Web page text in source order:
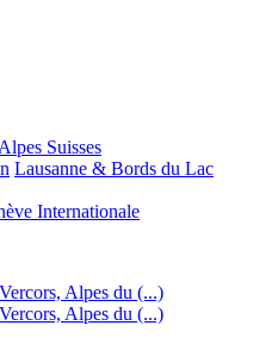
Suisses
Lausanne & Bords du Lac
Internationale
Alpes du (...)
Alpes du (...)